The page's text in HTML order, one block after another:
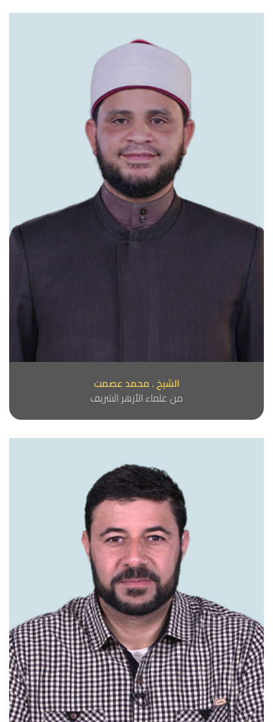
الشيخ . محمد عصمت
من علماء الأزهر الشريف